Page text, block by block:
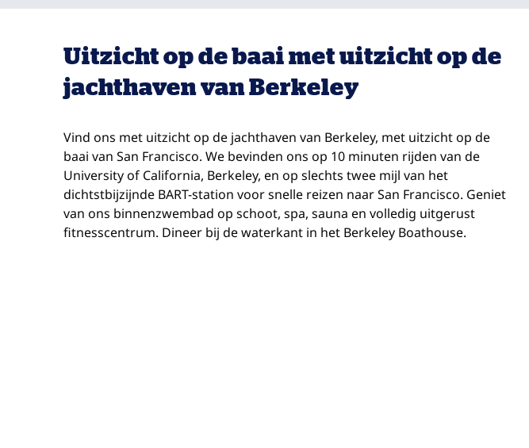
Uitzicht op de baai met uitzicht op de
jachthaven van Berkeley
Vind ons met uitzicht op de jachthaven van Berkeley, met uitzicht op de
baai van San Francisco. We bevinden ons op 10 minuten rijden van de
University of California, Berkeley, en op slechts twee mijl van het
dichtstbijzijnde BART-station voor snelle reizen naar San Francisco. Geniet
van ons binnenzwembad op schoot, spa, sauna en volledig uitgerust
fitnesscentrum. Dineer bij de waterkant in het Berkeley Boathouse.